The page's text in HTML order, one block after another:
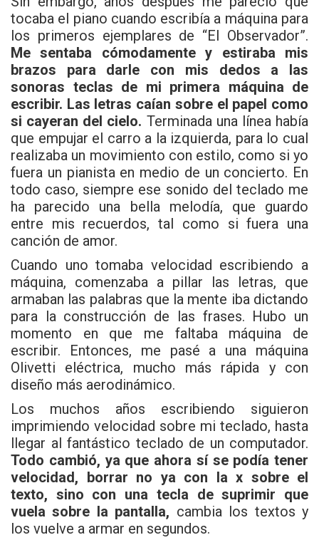
tocaba el piano cuando escribía a máquina para
los primeros ejemplares de “El Observador”.
Me sentaba cómodamente y estiraba mis
brazos para darle con mis dedos a las
sonoras teclas de mi primera máquina de
escribir. Las letras caían sobre el papel como
si cayeran del cielo. Terminada una línea había
que empujar el carro a la izquierda, para lo cual
realizaba un movimiento con estilo, como si yo
fuera un pianista en medio de un concierto. En
todo caso, siempre ese sonido del teclado me
ha parecido una bella melodía, que guardo
entre mis recuerdos, tal como si fuera una
canción de amor.
Cuando uno tomaba velocidad escribiendo a
máquina, comenzaba a pillar las letras, que
armaban las palabras que la mente iba dictando
para la construcción de las frases. Hubo un
momento en que me faltaba máquina de
escribir. Entonces, me pasé a una máquina
Olivetti eléctrica, mucho más rápida y con
diseño más aerodinámico.
Los muchos años escribiendo siguieron
imprimiendo velocidad sobre mi teclado, hasta
llegar al fantástico teclado de un computador.
Todo cambió, ya que ahora sí se podía tener
velocidad, borrar no ya con la x sobre el
texto, sino con una tecla de suprimir que
vuela sobre la pantalla, cambia los textos y
los vuelve a armar en segundos.